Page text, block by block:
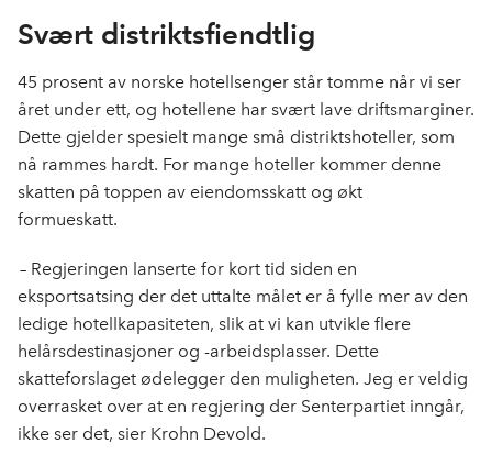
Svært distriktsfiendtlig
45 prosent av norske hotellsenger står tomme når vi ser
året under ett, og hotellene har svært lave driftsmarginer.
Dette gjelder spesielt mange små distriktshoteller, som
nå rammes hardt. For mange hoteller kommer denne
skatten på toppen av eiendomsskatt og økt
formueskatt.
– Regjeringen lanserte for kort tid siden en
eksportsatsing der det uttalte målet er å fylle mer av den
ledige hotellkapasiteten, slik at vi kan utvikle flere
helårsdestinasjoner og -arbeidsplasser. Dette
skatteforslaget ødelegger den muligheten. Jeg er veldig
overrasket over at en regjering der Senterpartiet inngår,
ikke ser det, sier Krohn Devold.